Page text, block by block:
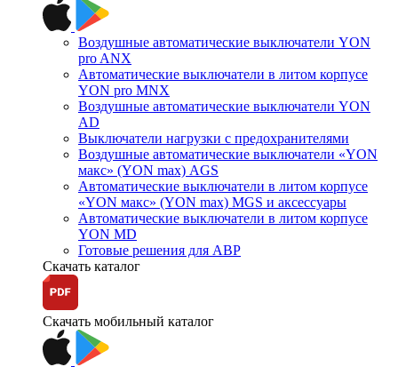
Воздушные автоматические выключатели YON
pro ANX
Автоматические выключатели в литом корпусе
YON pro MNX
Воздушные автоматические выключатели YON
AD
Выключатели нагрузки с предохранителями
Воздушные автоматические выключатели «YON
макс» (YON max) AGS
Автоматические выключатели в литом корпусе
«YON макс» (YON max) MGS и аксессуары
Автоматические выключатели в литом корпусе
YON MD
Готовые решения для АВР
Скачать каталог
Скачать мобильный каталог